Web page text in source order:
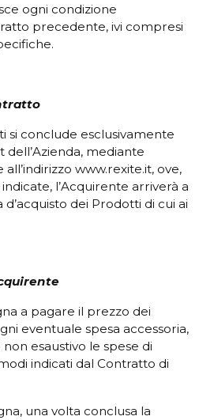
ogni condizione
precedente, ivi compresi
si conclude esclusivamente
mediante
all’indirizzo www.rexite.it, ove,
l’Acquirente arriverà a
dei Prodotti di cui ai
a pagare il prezzo dei
eventuale spesa accessoria,
esaustivo le spese di
indicati dal Contratto di
una volta conclusa la